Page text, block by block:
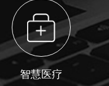
智慧医疗